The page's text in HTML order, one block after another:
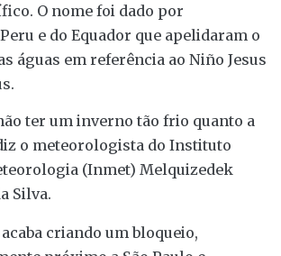
O nome foi dado por
e do Equador que apelidaram o
águas em referência ao Niño Jesus
ter um inverno tão frio quanto a
o meteorologista do Instituto
(Inmet) Melquizedek
Silva.
acaba criando um bloqueio,